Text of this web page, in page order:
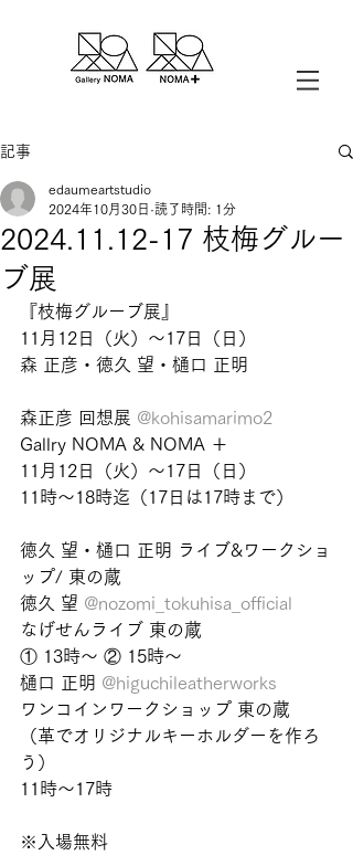
記事
2024.11.12-17 枝梅グルー
ブ展
edaumeartstudio
2024年10月30日 読了時間: 1分
『枝梅グルーブ展』
11月12日（火）〜17日（日）
森 正彦・徳久 望・樋口 正明
森正彦 回想展 @kohisamarimo2
Gallry NOMA & NOMA ＋
11月12日（火）〜17日（日）
11時〜18時迄（17日は17時まで）
徳久 望・樋口 正明 ライブ&ワークショ
ップ/ 東の蔵
徳久 望 @nozomi_tokuhisa_official
なげせんライブ 東の蔵
① 13時〜 ② 15時〜
樋口 正明 @higuchileatherworks
ワンコインワークショップ 東の蔵
（革でオリジナルキーホルダーを作ろ
う）
11時〜17時
※入場無料